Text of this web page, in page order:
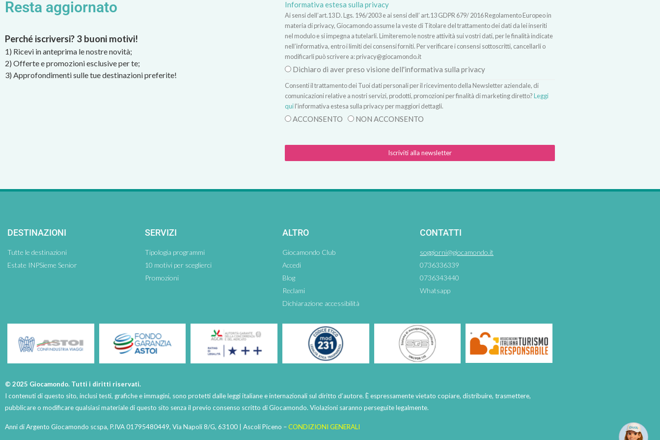
Resta aggiornato
Perché iscriversi? 3 buoni motivi!
1) Ricevi in anteprima le nostre novità;
2) Offerte e promozioni esclusive per te;
3) Approfondimenti sulle tue destinazioni preferite!
Informativa estesa sulla privacy
Ai sensi dell’art.13 D. Lgs. 196/2003 e ai sensi dell’ art.13 GDPR 679/ 2016 Regolamento Europeo in
materia di privacy, Giocamondo assume la veste di Titolare del trattamento dei dati da lei inseriti
nel modulo e si impegna a tutelarli. Limiteremo le nostre attività sui vostri dati, per le finalità indicate
nell’informativa, entro i limiti dei consensi forniti. Per verificare i consensi sottoscritti, cancellarli o
modificarli può scrivere a:privacy@giocamondo.it
Dichiaro di aver preso visione dell'informativa sulla privacy
Consenti il trattamento dei Tuoi dati personali per il ricevimento della Newsletter aziendale, di
comunicazioni relative a nostri servizi, prodotti, promozioni per finalità di marketing diretto?Leggi
quil'informativa estesa sulla privacy per maggiori dettagli.
ACCONSENTO NON ACCONSENTO
Iscriviti alla newsletter
DESTINAZIONI
Tutte le destinazioni
Estate INPSieme Senior
SERVIZI
Tipologia programmi
10 motivi per sceglierci
Promozioni
ALTRO
Giocamondo Club
Accedi
Blog
Reclami
Dichiarazione accessibilità
CONTATTI
soggiorni@giocamondo.it
0736336339
0736343440
Whatsapp
© 2025 Giocamondo. Tutti i diritti riservati.
I contenuti di questo sito, inclusi testi, grafiche e immagini, sono protetti dalle leggi italiane e internazionali sul diritto d’autore. È espressamente vietato copiare, distribuire, trasmettere,
pubblicare o modificare qualsiasi materiale di questo sito senza il previo consenso scritto di Giocamondo. Violazioni saranno perseguite legalmente.
Anni di Argento Giocamondo scspa, P.IVA 01795480449, Via Napoli 8/G, 63100 | Ascoli Piceno –CONDIZIONI GENERALI